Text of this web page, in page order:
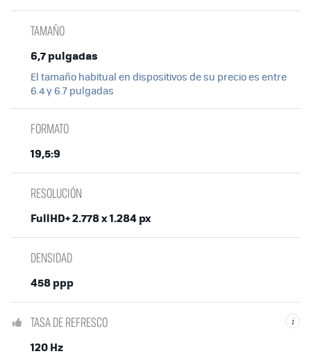
TAMAÑO
6,7 pulgadas
El tamaño habitual en dispositivos de su precio es entre
6.4 y 6.7 pulgadas
FORMATO
19,5:9
RESOLUCIÓN
FullHD+ 2.778 x 1.284 px
DENSIDAD
458 ppp
i
TASA DE REFRESCO
120 Hz